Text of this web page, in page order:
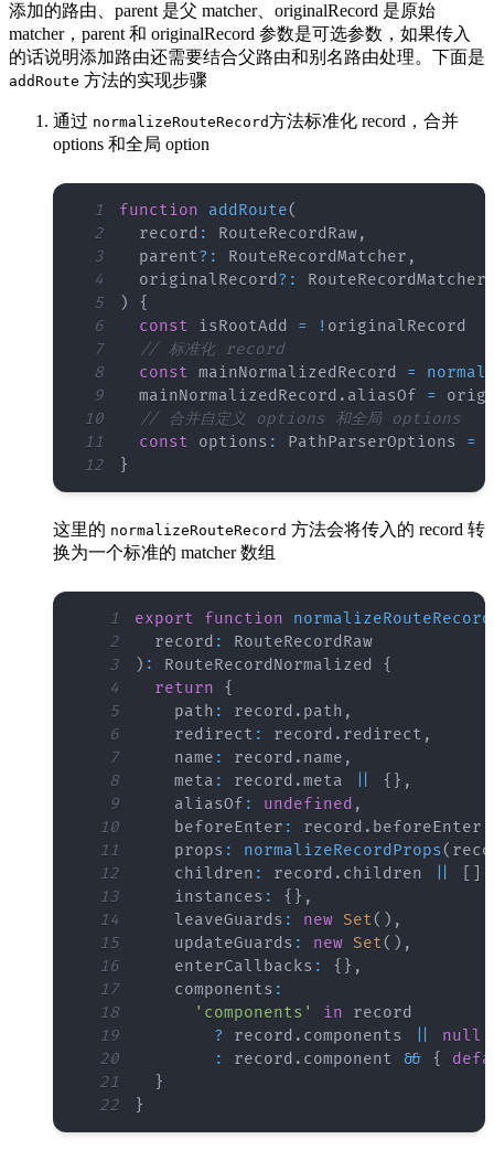
添加的路由、parent 是父 matcher、originalRecord 是原始
matcher，parent 和 originalRecord 参数是可选参数，如果传入
的话说明添加路由还需要结合父路由和别名路由处理。下面是
addRoute 方法的实现步骤
通过 normalizeRouteRecord方法标准化 record，合并
options 和全局 option
1 function addRoute(
2
  record
: RouteRecordRaw,
3
  parent
? : RouteRecordMatcher ,
4
  originalRecord
? :
RouteRecordMatcher
5
)
{
6
const isRootAdd = !
7
// 标准化 record
8
const mainNormalizedRecord =
9
  mainNormalizedRecord
. aliasOf =
10
// 合并自定义 options 和全局 options
11
const options : PathParserOptions =
12
}
这里的 normalizeRouteRecord 方法会将传入的 record 转
换为一个标准的 matcher 数组
1 export function normalizeRouteRecord
2
  record
:
RouteRecordRaw
3
) : RouteRecordNormalized
{
4
return
{
5
    path
: record . path ,
6
    redirect
: record . redirect ,
7
    name
: record . name ,
8
    meta
: record .meta { } ,
9
    aliasOf
: undefined ,
10
    beforeEnter
: record . beforeEnter
11
    props
: normalizeRecordProps(
12
    children
: record . children
13
    instances
: { } ,
14
    leaveGuards
: new Set( ) ,
15
    updateGuards
: new Set( ) ,
16
    enterCallbacks
: { } ,
17
    components
:
18
'components' in
19
? record . components
null
20
: record . component && {
21
}
22
}